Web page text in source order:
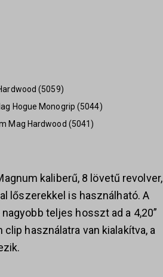
(5059)
Hogue Monogrip (5044)
Mag Hardwood (5041)
kaliberű, 8 lövetű revolver,
lőszerekkel is használható. A
teljes hosszt ad a 4,20”
használatra van kialakítva, a